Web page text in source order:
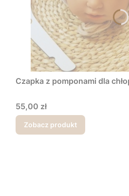
Czapka z pomponami dla
Cena
55,00 zł
Zobacz produkt